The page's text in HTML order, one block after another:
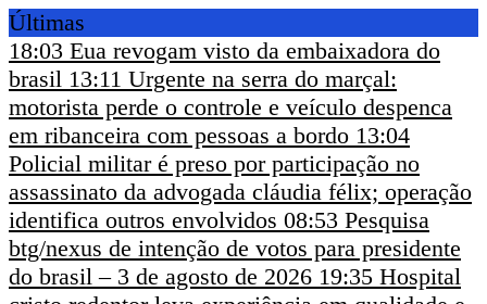
Últimas
18:03 Eua revogam visto da embaixadora do
brasil 13:11 Urgente na serra do marçal:
motorista perde o controle e veículo despenca
em ribanceira com pessoas a bordo 13:04
Policial militar é preso por participação no
assassinato da advogada cláudia félix; operação
identifica outros envolvidos 08:53 Pesquisa
btg/nexus de intenção de votos para presidente
do brasil – 3 de agosto de 2026 19:35 Hospital